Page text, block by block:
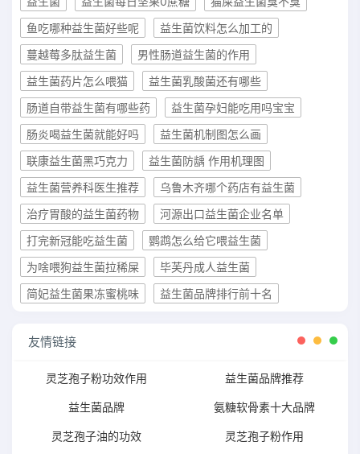
鱼吃哪种益生菌好些呢
益生菌饮料怎么加工的
蔓越莓多肽益生菌
男性肠道益生菌的作用
益生菌药片怎么喂猫
益生菌乳酸菌还有哪些
肠道自带益生菌有哪些药
益生菌孕妇能吃用吗宝宝
肠炎喝益生菌就能好吗
益生菌机制图怎么画
联康益生菌黑巧克力
益生菌防龋 作用机理图
益生菌营养科医生推荐
乌鲁木齐哪个药店有益生菌
治疗胃酸的益生菌药物
河源出口益生菌企业名单
打完新冠能吃益生菌
鹦鹉怎么给它喂益生菌
为啥喂狗益生菌拉稀屎
毕芙丹成人益生菌
简妃益生菌果冻蜜桃味
益生菌品牌排行前十名
友情链接
灵芝孢子粉功效作用 益生菌品牌推荐
益生菌品牌 氨糖软骨素十大品牌
灵芝孢子油的功效 灵芝孢子粉作用